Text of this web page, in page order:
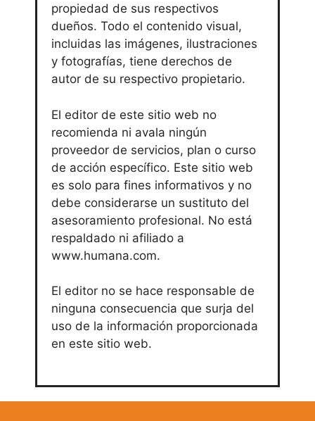
propiedad de sus respectivos
dueños. Todo el contenido visual,
incluidas las imágenes, ilustraciones
y fotografías, tiene derechos de
autor de su respectivo propietario.
El editor de este sitio web no
recomienda ni avala ningún
proveedor de servicios, plan o curso
de acción específico. Este sitio web
es solo para fines informativos y no
debe considerarse un sustituto del
asesoramiento profesional. No está
respaldado ni afiliado a
www.humana.com.
El editor no se hace responsable de
ninguna consecuencia que surja del
uso de la información proporcionada
en este sitio web.